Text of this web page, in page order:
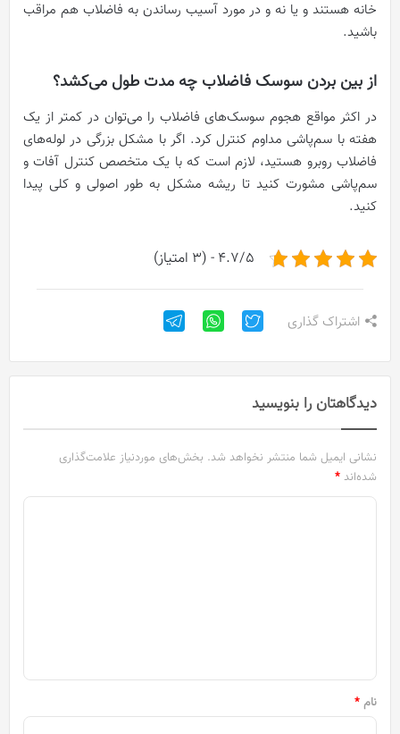
خانه هستند و یا نه و در مورد آسیب رساندن به فاضلاب هم مراقب
باشید.
از بین بردن سوسک فاضلاب چه مدت طول می‌کشد؟
در اکثر مواقع هجوم سوسک‌های فاضلاب را می‌توان در کمتر از یک
هفته با سم‌پاشی مداوم کنترل کرد. اگر با مشکل بزرگی در لوله‌های
فاضلاب روبرو هستید، لازم است که با یک متخصص کنترل آفات و
سم‌پاشی مشورت کنید تا ریشه مشکل به طور اصولی و کلی پیدا
کنید.
4.7/5 - (3 امتیاز)
اشتراک گذاری
دیدگاهتان را بنویسید
نشانی ایمیل شما منتشر نخواهد شد. بخش‌های موردنیاز علامت‌گذاری
شده‌اند *
نام *